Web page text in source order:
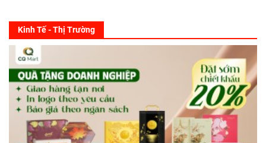
Kinh Tế - Thị Trường